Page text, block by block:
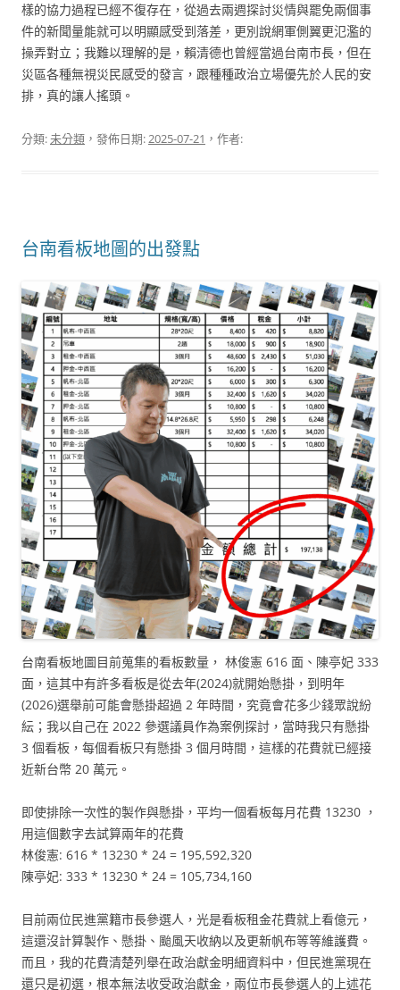
樣的協力過程已經不復存在，從過去兩週探討災情與罷免兩個事
件的新聞量能就可以明顯感受到落差，更別說網軍側翼更氾濫的
操弄對立；我難以理解的是，賴清德也曾經當過台南市長，但在
災區各種無視災民感受的發言，跟種種政治立場優先於人民的安
排，真的讓人搖頭。
分類:未分類 ，發佈日期:2025-07-21 ，作者:
台南看板地圖的出發點
台南看板地圖目前蒐集的看板數量， 林俊憲 616 面、陳亭妃 333
面，這其中有許多看板是從去年(2024)就開始懸掛，到明年
(2026)選舉前可能會懸掛超過 2 年時間，究竟會花多少錢眾說紛
紜；我以自己在 2022 參選議員作為案例探討，當時我只有懸掛
3 個看板，每個看板只有懸掛 3 個月時間，這樣的花費就已經接
近新台幣 20 萬元。
即使排除一次性的製作與懸掛，平均一個看板每月花費 13230 ，
用這個數字去試算兩年的花費
林俊憲: 616 * 13230 * 24 = 195,592,320
陳亭妃: 333 * 13230 * 24 = 105,734,160
目前兩位民進黨籍市長參選人，光是看板租金花費就上看億元，
這還沒計算製作、懸掛、颱風天收納以及更新帆布等等維護費。
而且，我的花費清楚列舉在政治獻金明細資料中，但民進黨現在
還只是初選，根本無法收受政治獻金，兩位市長參選人的上述花